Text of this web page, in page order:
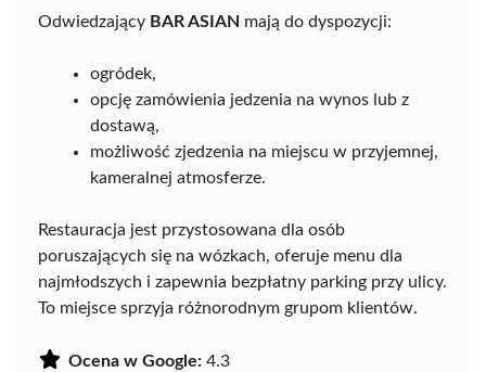
Odwiedzający BAR ASIAN mają do dyspozycji:
ogródek,
opcję zamówienia jedzenia na wynos lub z
dostawą,
możliwość zjedzenia na miejscu w przyjemnej,
kameralnej atmosferze.
Restauracja jest przystosowana dla osób
poruszających się na wózkach, oferuje menu dla
najmłodszych i zapewnia bezpłatny parking przy ulicy.
To miejsce sprzyja różnorodnym grupom klientów.
Ocena w Google: 4.3